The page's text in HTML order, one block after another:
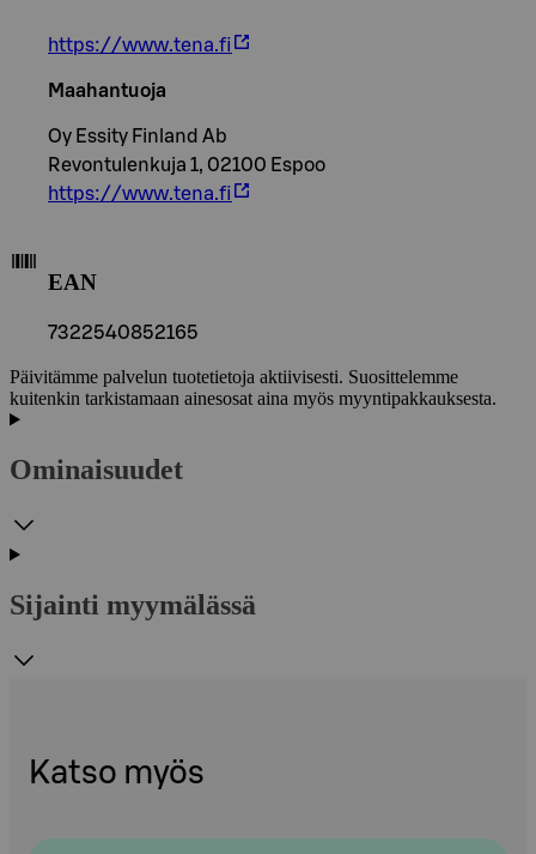
https://www.tena.fi
Maahantuoja
Oy Essity Finland Ab
Revontulenkuja 1, 02100 Espoo
https://www.tena.fi
EAN
7322540852165
Päivitämme palvelun tuotetietoja aktiivisesti. Suosittelemme
kuitenkin tarkistamaan ainesosat aina myös myyntipakkauksesta.
Ominaisuudet
Sijainti myymälässä
Katso myös